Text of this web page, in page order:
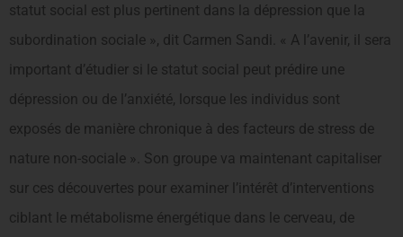
statut social est plus pertinent dans la dépression que la
subordination sociale », dit Carmen Sandi. « A l’avenir, il sera
important d’étudier si le statut social peut prédire une
dépression ou de l’anxiété, lorsque les individus sont
exposés de manière chronique à des facteurs de stress de
nature non-sociale ». Son groupe va maintenant capitaliser
sur ces découvertes pour examiner l’intérêt d’interventions
ciblant le métabolisme énergétique dans le cerveau, de